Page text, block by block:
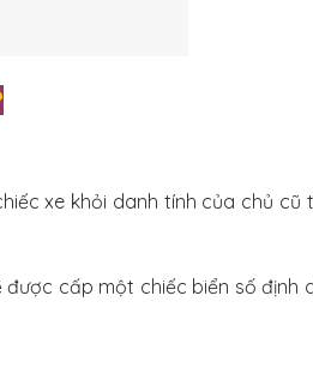
xe khỏi danh tính của chủ cũ
được cấp một chiếc biển số định